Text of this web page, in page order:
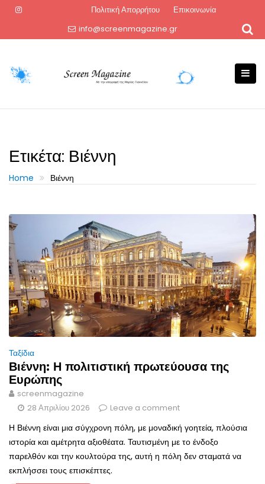
Πολιτική Απορρήτου
Επικοινωνία
info@screenmagazine.gr
Ετικέτα: Βιέννη
Home Βιέννη
Ταξίδια
Βιέννη: Η πολιτιστική πρωτεύουσα της
Ευρώπης
screenmagazine
28 Απριλίου 2026
Leave a comment
Η Βιέννη είναι μια σύγχρονη πόλη, με μοναδική γοητεία, πλούσια
ιστορία και αμέτρητα αξιοθέατα. Ταυτισμένη με το ένδοξο
παρελθόν και την κουλτούρα της, αυτή η πόλη δεν σταματά να
εκπλήσσει τους επισκέπτες.